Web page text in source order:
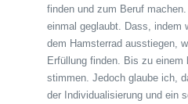
finden und zum Beruf
einmal geglaubt. Dass, indem
dem Hamsterrad ausstiegen,
Erfüllung finden. Bis zu
stimmen. Jedoch glaube ich,
der Individualisierung und ein